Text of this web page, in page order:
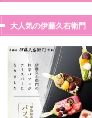
大人気の伊藤久右衛門